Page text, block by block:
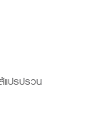
แปรปรวน